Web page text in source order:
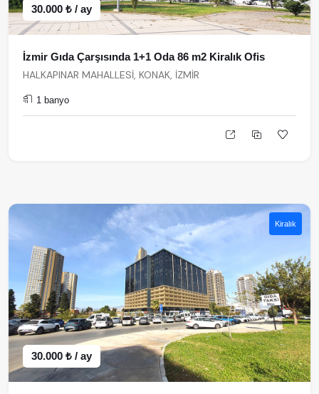
30.000 ₺ / ay
İzmir Gıda Çarşısında 1+1 Oda 86 m2 Kiralık Ofis
HALKAPINAR MAHALLESİ, KONAK, İZMİR
1 banyo
Kiralık
30.000 ₺ / ay